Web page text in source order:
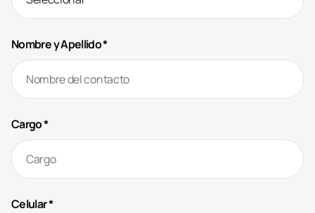
Nombre y Apellido *
Cargo *
Celular *